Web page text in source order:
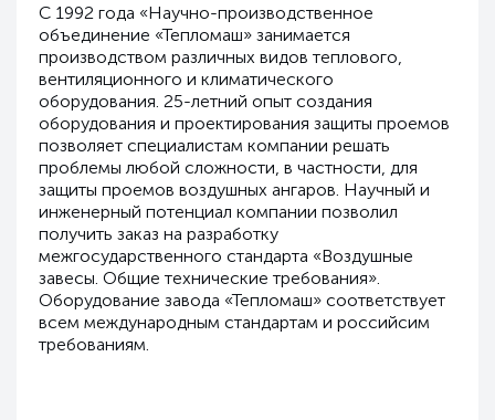
С 1992 года «Научно-производственное
объединение «Тепломаш» занимается
производством различных видов теплового,
вентиляционного и климатического
оборудования. 25-летний опыт создания
оборудования и проектирования защиты проемов
позволяет специалистам компании решать
проблемы любой сложности, в частности, для
защиты проемов воздушных ангаров. Научный и
инженерный потенциал компании позволил
получить заказ на разработку
межгосударственного стандарта «Воздушные
завесы. Общие технические требования».
Оборудование завода «Тепломаш» соответствует
всем международным стандартам и российсим
требованиям.